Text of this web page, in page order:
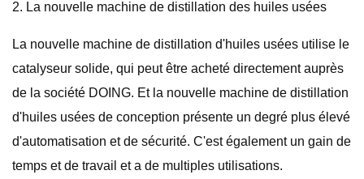
2. La nouvelle machine de distillation des huiles usées
La nouvelle machine de distillation d'huiles usées utilise le
catalyseur solide, qui peut être acheté directement auprès
de la société DOING. Et la nouvelle machine de distillation
d'huiles usées de conception présente un degré plus élevé
d'automatisation et de sécurité. C'est également un gain de
temps et de travail et a de multiples utilisations.